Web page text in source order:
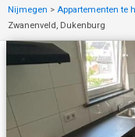
Nijmegen > Appartementen te
Zwanenveld, Dukenburg